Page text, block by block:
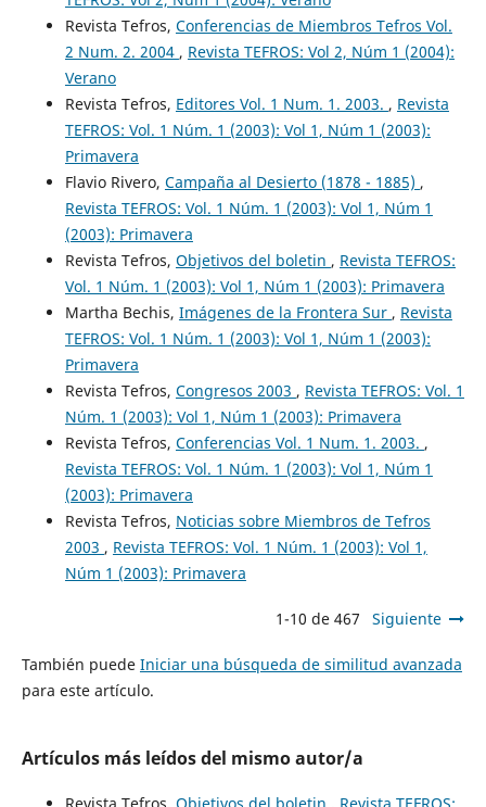
Revista Tefros, Conferencias de Miembros Tefros Vol.
2 Num. 2. 2004 , Revista TEFROS: Vol 2, Núm 1 (2004):
Verano
Revista Tefros, Editores Vol. 1 Num. 1. 2003. , Revista
TEFROS: Vol. 1 Núm. 1 (2003): Vol 1, Núm 1 (2003):
Primavera
Flavio Rivero, Campaña al Desierto (1878 - 1885) ,
Revista TEFROS: Vol. 1 Núm. 1 (2003): Vol 1, Núm 1
(2003): Primavera
Revista Tefros, Objetivos del boletin , Revista TEFROS:
Vol. 1 Núm. 1 (2003): Vol 1, Núm 1 (2003): Primavera
Martha Bechis, Imágenes de la Frontera Sur , Revista
TEFROS: Vol. 1 Núm. 1 (2003): Vol 1, Núm 1 (2003):
Primavera
Revista Tefros, Congresos 2003 , Revista TEFROS: Vol. 1
Núm. 1 (2003): Vol 1, Núm 1 (2003): Primavera
Revista Tefros, Conferencias Vol. 1 Num. 1. 2003. ,
Revista TEFROS: Vol. 1 Núm. 1 (2003): Vol 1, Núm 1
(2003): Primavera
Revista Tefros, Noticias sobre Miembros de Tefros
2003 , Revista TEFROS: Vol. 1 Núm. 1 (2003): Vol 1,
Núm 1 (2003): Primavera
1-10 de 467 Siguiente
También puede Iniciar una búsqueda de similitud avanzada
para este artículo.
Artículos más leídos del mismo autor/a